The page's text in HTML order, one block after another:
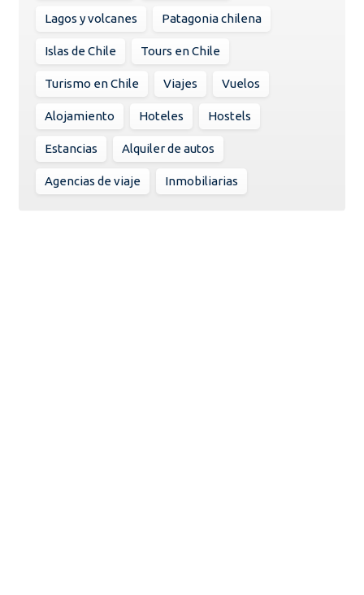
Lagos y volcanes Patagonia chilena
Islas de Chile Tours en Chile
Turismo en Chile Viajes Vuelos
Alojamiento Hoteles Hostels
Estancias Alquiler de autos
Agencias de viaje Inmobiliarias